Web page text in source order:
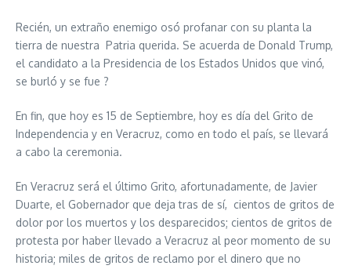
Recién, un extraño enemigo osó profanar con su planta la
tierra de nuestra Patria querida. Se acuerda de Donald Trump,
el candidato a la Presidencia de los Estados Unidos que vinó,
se burló y se fue ?
En fin, que hoy es 15 de Septiembre, hoy es día del Grito de
Independencia y en Veracruz, como en todo el país, se llevará
a cabo la ceremonia.
En Veracruz será el último Grito, afortunadamente, de Javier
Duarte, el Gobernador que deja tras de sí, cientos de gritos de
dolor por los muertos y los desparecidos; cientos de gritos de
protesta por haber llevado a Veracruz al peor momento de su
historia; miles de gritos de reclamo por el dinero que no